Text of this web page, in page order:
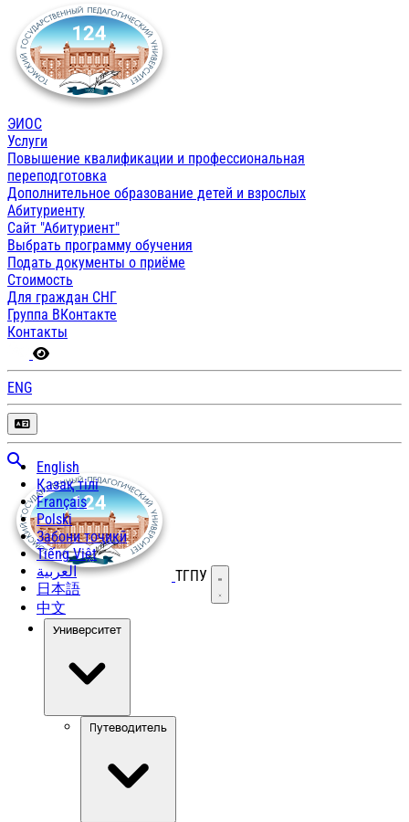
ЭИОС
Услуги
Повышение квалификации и профессиональная
переподготовка
Дополнительное образование детей и взрослых
Абитуриенту
Сайт "Абитуриент"
Выбрать программу обучения
Подать документы о приёме
Стоимость
Для граждан СНГ
Группа ВКонтакте
Контакты
ENG
English
Қазақ тілі
Français
Polski
Забони тоҷикӣ
Tiếng Việt
العربية
日本語
中文
ТГПУ Открыть меню
Университет
Путеводитель